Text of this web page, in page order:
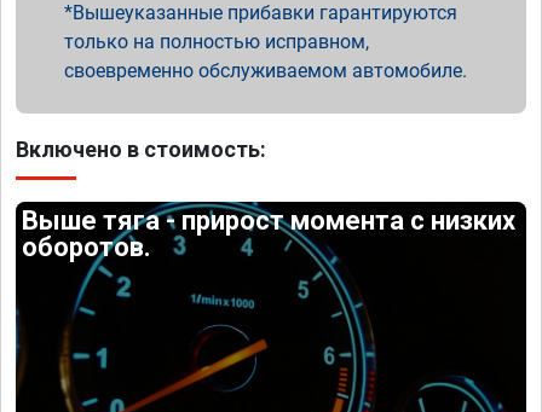
Вышеуказанные прибавки гарантируются
только на полностью исправном,
своевременно обслуживаемом автомобиле.
Включено в стоимость:
Выше тяга - прирост момента с низких
оборотов.